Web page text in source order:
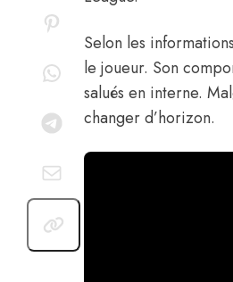
Selon les
le joueur. Son
salués en interne.
changer d’horizon.